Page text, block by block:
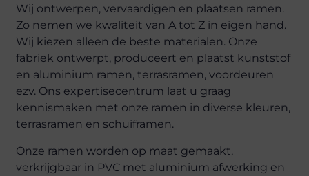
Wij ontwerpen, vervaardigen en plaatsen ramen.
Zo nemen we kwaliteit van A tot Z in eigen hand.
Wij kiezen alleen de beste materialen. Onze
fabriek ontwerpt, produceert en plaatst kunststof
en aluminium ramen, terrasramen, voordeuren
ezv. Ons expertisecentrum laat u graag
kennismaken met onze ramen in diverse kleuren,
terrasramen en schuiframen.
Onze ramen worden op maat gemaakt,
verkrijgbaar in PVC met aluminium afwerking en